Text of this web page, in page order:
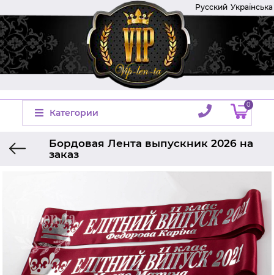
Русский Українська
Категории
0
Бордовая Лента выпускник 2026 на
заказ